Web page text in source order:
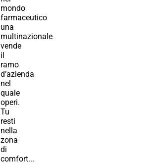
mondo
farmaceutico
una
multinazionale
vende
il
ramo
d’azienda
nel
quale
operi.
Tu
resti
nella
zona
di
comfort...